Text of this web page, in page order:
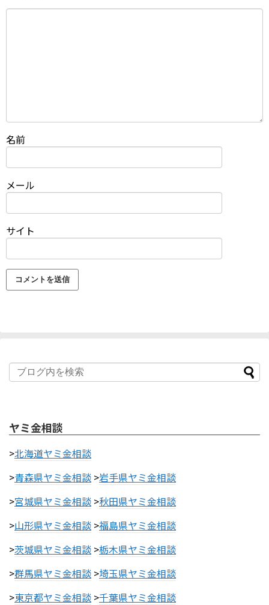
名前
メール
サイト
ヤミ金相談
>北海道ヤミ金相談
>青森県ヤミ金相談 >岩手県ヤミ金相談
>宮城県ヤミ金相談 >秋田県ヤミ金相談
>山形県ヤミ金相談 >福島県ヤミ金相談
>茨城県ヤミ金相談 >栃木県ヤミ金相談
>群馬県ヤミ金相談 >埼玉県ヤミ金相談
>東京都ヤミ金相談 >千葉県ヤミ金相談